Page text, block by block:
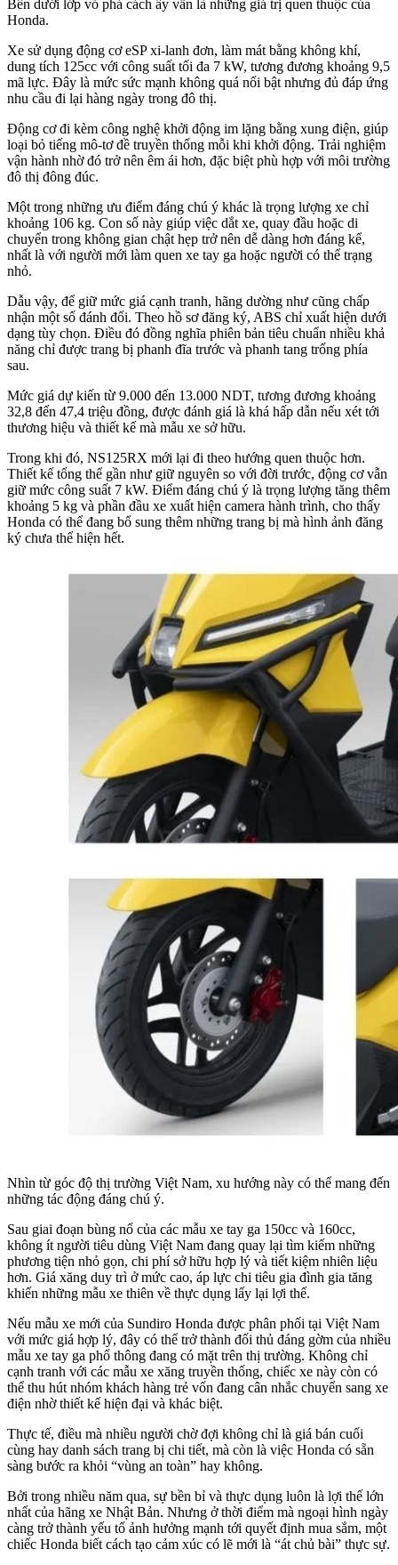
Bên dưới lớp vỏ phá cách ấy vẫn là những giá trị quen thuộc của
Honda.
Xe sử dụng động cơ eSP xi-lanh đơn, làm mát bằng không khí,
dung tích 125cc với công suất tối đa 7 kW, tương đương khoảng 9,5
mã lực. Đây là mức sức mạnh không quá nổi bật nhưng đủ đáp ứng
nhu cầu đi lại hàng ngày trong đô thị.
Động cơ đi kèm công nghệ khởi động im lặng bằng xung điện, giúp
loại bỏ tiếng mô-tơ đề truyền thống mỗi khi khởi động. Trải nghiệm
vận hành nhờ đó trở nên êm ái hơn, đặc biệt phù hợp với môi trường
đô thị đông đúc.
Một trong những ưu điểm đáng chú ý khác là trọng lượng xe chỉ
khoảng 106 kg. Con số này giúp việc dắt xe, quay đầu hoặc di
chuyển trong không gian chật hẹp trở nên dễ dàng hơn đáng kể,
nhất là với người mới làm quen xe tay ga hoặc người có thể trạng
nhỏ.
Dẫu vậy, để giữ mức giá cạnh tranh, hãng dường như cũng chấp
nhận một số đánh đổi. Theo hồ sơ đăng ký, ABS chỉ xuất hiện dưới
dạng tùy chọn. Điều đó đồng nghĩa phiên bản tiêu chuẩn nhiều khả
năng chỉ được trang bị phanh đĩa trước và phanh tang trống phía
sau.
Mức giá dự kiến từ 9.000 đến 13.000 NDT, tương đương khoảng
32,8 đến 47,4 triệu đồng, được đánh giá là khá hấp dẫn nếu xét tới
thương hiệu và thiết kế mà mẫu xe sở hữu.
Trong khi đó, NS125RX mới lại đi theo hướng quen thuộc hơn.
Thiết kế tổng thể gần như giữ nguyên so với đời trước, động cơ vẫn
giữ mức công suất 7 kW. Điểm đáng chú ý là trọng lượng tăng thêm
khoảng 5 kg và phần đầu xe xuất hiện camera hành trình, cho thấy
Honda có thể đang bổ sung thêm những trang bị mà hình ảnh đăng
ký chưa thể hiện hết.
Nhìn từ góc độ thị trường Việt Nam, xu hướng này có thể mang đến
những tác động đáng chú ý.
Sau giai đoạn bùng nổ của các mẫu xe tay ga 150cc và 160cc,
không ít người tiêu dùng Việt Nam đang quay lại tìm kiếm những
phương tiện nhỏ gọn, chi phí sở hữu hợp lý và tiết kiệm nhiên liệu
hơn. Giá xăng duy trì ở mức cao, áp lực chi tiêu gia đình gia tăng
khiến những mẫu xe thiên về thực dụng lấy lại lợi thế.
Nếu mẫu xe mới của Sundiro Honda được phân phối tại Việt Nam
với mức giá hợp lý, đây có thể trở thành đối thủ đáng gờm của nhiều
mẫu xe tay ga phổ thông đang có mặt trên thị trường. Không chỉ
cạnh tranh với các mẫu xe xăng truyền thống, chiếc xe này còn có
thể thu hút nhóm khách hàng trẻ vốn đang cân nhắc chuyển sang xe
điện nhờ thiết kế hiện đại và khác biệt.
Thực tế, điều mà nhiều người chờ đợi không chỉ là giá bán cuối
cùng hay danh sách trang bị chi tiết, mà còn là việc Honda có sẵn
sàng bước ra khỏi “vùng an toàn” hay không.
Bởi trong nhiều năm qua, sự bền bỉ và thực dụng luôn là lợi thế lớn
nhất của hãng xe Nhật Bản. Nhưng ở thời điểm mà ngoại hình ngày
càng trở thành yếu tố ảnh hưởng mạnh tới quyết định mua sắm, một
chiếc Honda biết cách tạo cảm xúc có lẽ mới là “át chủ bài” thực sự.